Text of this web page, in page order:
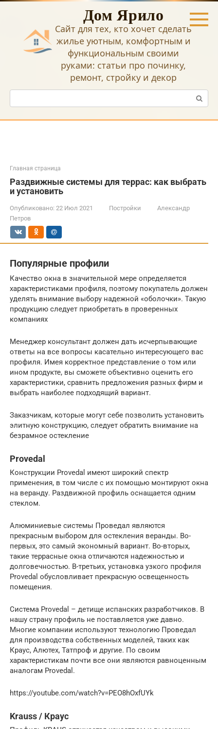
Перейти
Дом Ярило
Сайт для тех, кто хочет сделать
жилье уютным, комфортным и
функциональным своими
руками: статьи про починку,
ремонт, стройку и декор
Поиск:
Главная страница
Раздвижные системы для террас: как выбрать
и установить
Опубликовано: 22 Июл 2021 Постройки
Александр
Петров
Популярные профили
Качество окна в значительной мере определяется
характеристиками профиля, поэтому покупатель должен
уделять внимание выбору надежной «оболочки». Такую
продукцию следует приобретать в проверенных
компаниях
Менеджер консультант должен дать исчерпывающие
ответы на все вопросы касательно интересующего вас
профиля. Имея корректное представление о том или
ином продукте, вы сможете объективно оценить его
характеристики, сравнить предложения разных фирм и
выбрать наиболее подходящий вариант.
Заказчикам, которые могут себе позволить установить
элитную конструкцию, следует обратить внимание на
безрамное остекление
Provedal
Конструкции Provedal имеют широкий спектр
применения, в том числе с их помощью монтируют окна
на веранду. Раздвижной профиль оснащается одним
стеклом.
Алюминиевые системы Проведал являются
прекрасным выбором для остекления веранды. Во-
первых, это самый экономный вариант. Во-вторых,
такие террасные окна отличаются надежностью и
долговечностью. В-третьих, установка узкого профиля
Provedal обусловливает прекрасную освещенность
помещения.
Система Provedal – детище испанских разработчиков. В
нашу страну профиль не поставляется уже давно.
Многие компании используют технологию Проведал
для производства собственных моделей, таких как
Краус, Алютех, Татпроф и другие. По своим
характеристикам почти все они являются равноценным
аналогам Provedal.
https://youtube.com/watch?v=PEO8hOxfUYk
Krauss / Краус